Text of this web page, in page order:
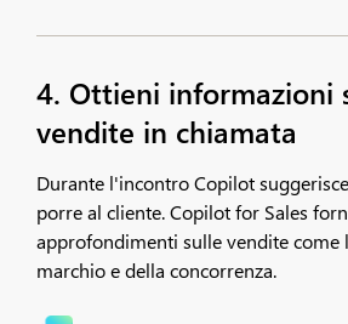
4. Ottieni informazioni
vendite in chiamata
Durante l'incontro Copilot
porre al cliente. Copilot for Sales
approfondimenti sulle vendite come
marchio e della concorrenza.